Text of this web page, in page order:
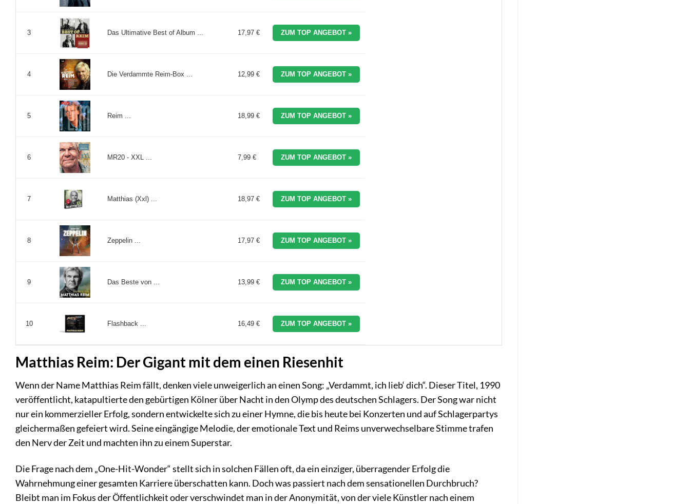
3 Das Ultimative Best of Album ... 17,97 € ZUM TOP ANGEBOT »
4 Die Verdammte Reim-Box ... 12,99 € ZUM TOP ANGEBOT »
5 Reim ... 18,99 € ZUM TOP ANGEBOT »
6 MR20 - XXL ... 7,99 € ZUM TOP ANGEBOT »
7 Matthias (Xxl) ... 18,97 € ZUM TOP ANGEBOT »
8 Zeppelin ... 17,97 € ZUM TOP ANGEBOT »
9 Das Beste von ... 13,99 € ZUM TOP ANGEBOT »
10 Flashback ... 16,49 € ZUM TOP ANGEBOT »
Matthias Reim: Der Gigant mit dem einen Riesenhit
Wenn der Name Matthias Reim fällt, denken viele unweigerlich an einen Song: „Verdammt, ich lieb‘ dich“. Dieser Titel, 1990
veröffentlicht, katapultierte den gebürtigen Kölner über Nacht in den Olymp des deutschen Schlagers. Der Song war nicht
nur ein kommerzieller Erfolg, sondern entwickelte sich zu einer Hymne, die bis heute bei Konzerten und auf Schlagerpartys
gleichermaßen gefeiert wird. Seine eingängige Melodie, der emotionale Text und Reims unverwechselbare Stimme trafen
den Nerv der Zeit und machten ihn zu einem Superstar.
Die Frage nach dem „One-Hit-Wonder“ stellt sich in solchen Fällen oft, da ein einziger, überragender Erfolg die
Wahrnehmung einer gesamten Karriere überschatten kann. Doch was passiert nach dem sensationellen Durchbruch?
Bleibt man im Fokus der Öffentlichkeit oder verschwindet man in der Anonymität, von der viele Künstler nach einem